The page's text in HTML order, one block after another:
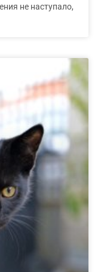
не наступало,